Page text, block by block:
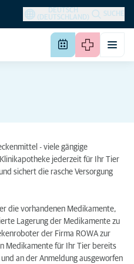
DEUTSCH
(DEUTSCHLAND)
SUCHE
- viele gängige
jederzeit für Ihr Tier
sichert die rasche Versorgung
die vorhandenen Medikamente,
Lagerung der Medikamente zu
der Firma ROWA zur
Medikamente für Ihr Tier bereits
an der Anmeldung ausgeworfen